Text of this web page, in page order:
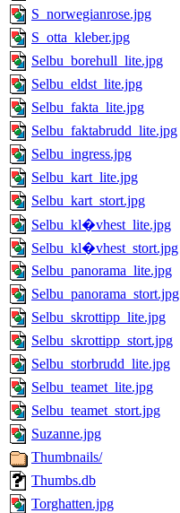
S_norwegianrose.jpg
S_otta_kleber.jpg
Selbu_borehull_lite.jpg
Selbu_eldst_lite.jpg
Selbu_fakta_lite.jpg
Selbu_faktabrudd_lite.jpg
Selbu_ingress.jpg
Selbu_kart_lite.jpg
Selbu_kart_stort.jpg
Selbu_kl�vhest_lite.jpg
Selbu_kl�vhest_stort.jpg
Selbu_panorama_lite.jpg
Selbu_panorama_stort.jpg
Selbu_skrottipp_lite.jpg
Selbu_skrottipp_stort.jpg
Selbu_storbrudd_lite.jpg
Selbu_teamet_lite.jpg
Selbu_teamet_stort.jpg
Suzanne.jpg
Thumbnails/
Thumbs.db
Torghatten.jpg